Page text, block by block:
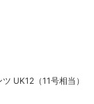
UK12（11号相当）